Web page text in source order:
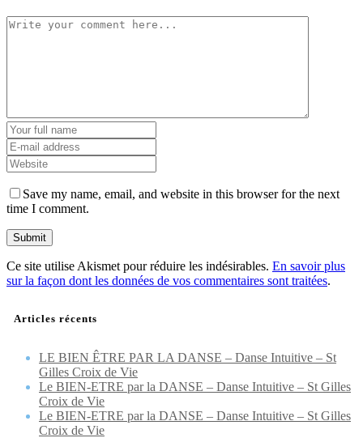
Save my name, email, and website in this browser for the next
time I comment.
Ce site utilise Akismet pour réduire les indésirables. En savoir plus
sur la façon dont les données de vos commentaires sont traitées.
Articles récents
LE BIEN ÊTRE PAR LA DANSE – Danse Intuitive – St
Gilles Croix de Vie
Le BIEN-ETRE par la DANSE – Danse Intuitive – St Gilles
Croix de Vie
Le BIEN-ETRE par la DANSE – Danse Intuitive – St Gilles
Croix de Vie